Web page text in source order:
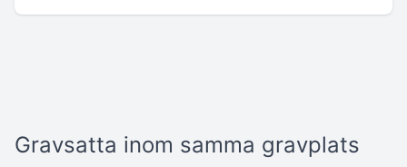
Gravsatta inom samma gravplats